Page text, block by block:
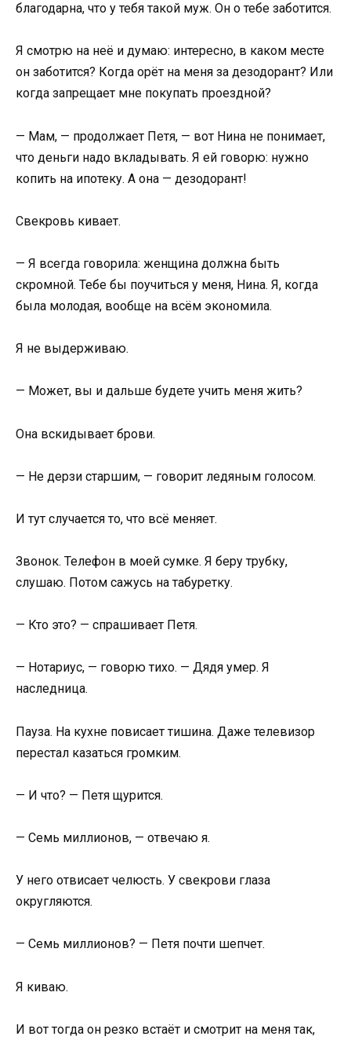
благодарна, что у тебя такой муж. Он о тебе заботится.
Я смотрю на неё и думаю: интересно, в каком месте
он заботится? Когда орёт на меня за дезодорант? Или
когда запрещает мне покупать проездной?
— Мам, — продолжает Петя, — вот Нина не понимает,
что деньги надо вкладывать. Я ей говорю: нужно
копить на ипотеку. А она — дезодорант!
Свекровь кивает.
— Я всегда говорила: женщина должна быть
скромной. Тебе бы поучиться у меня, Нина. Я, когда
была молодая, вообще на всём экономила.
Я не выдерживаю.
— Может, вы и дальше будете учить меня жить?
Она вскидывает брови.
— Не дерзи старшим, — говорит ледяным голосом.
И тут случается то, что всё меняет.
Звонок. Телефон в моей сумке. Я беру трубку,
слушаю. Потом сажусь на табуретку.
— Кто это? — спрашивает Петя.
— Нотариус, — говорю тихо. — Дядя умер. Я
наследница.
Пауза. На кухне повисает тишина. Даже телевизор
перестал казаться громким.
— И что? — Петя щурится.
— Семь миллионов, — отвечаю я.
У него отвисает челюсть. У свекрови глаза
округляются.
— Семь миллионов? — Петя почти шепчет.
Я киваю.
И вот тогда он резко встаёт и смотрит на меня так,